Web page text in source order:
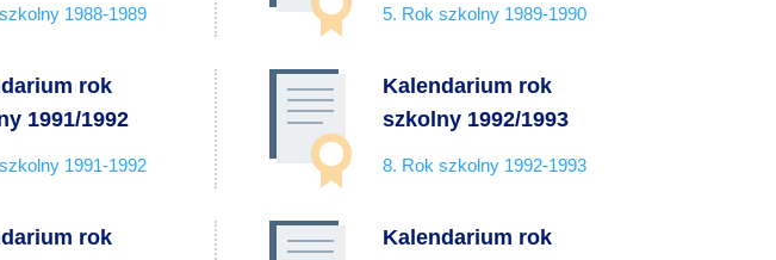
1988-1989 5. Rok szkolny 1989-1990
rok
1991/1992
1991-1992
Kalendarium rok
szkolny 1992/1993
8. Rok szkolny 1992-1993
rok
Kalendarium rok